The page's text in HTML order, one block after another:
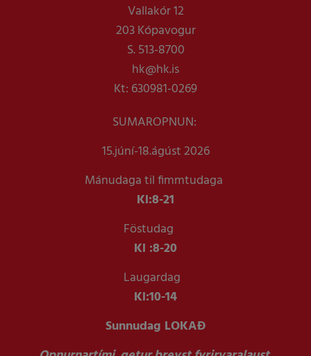
Vallakór 12
203 Kópavogur
S. 513-8700
hk@hk.is
Kt: 630981-0269
SUMAROPNUN:
15.júní-18.ágúst 2026
Mánudaga til fimmtudaga
Kl:8-21
Föstudag
Kl :8-20
Laugardag
Kl:10-14
Sunnudag LOKAÐ